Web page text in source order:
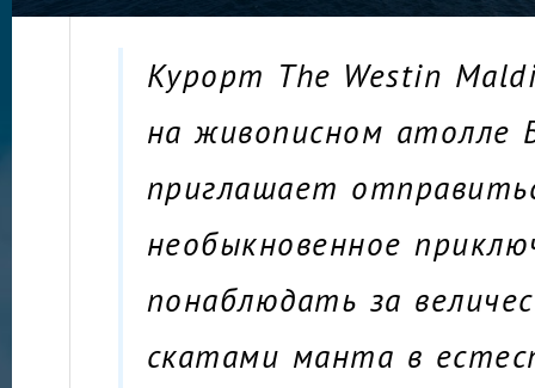
Курорт The Westin
на живописном атолле
приглашает
необыкновенное
понаблюдать за
скатами манта в